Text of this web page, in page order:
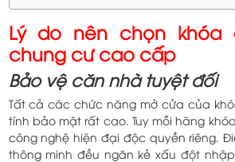
Lý do nên chọn khóa
chung cư cao cấp
Bảo vệ căn nhà tuyệt đối
Tất cả các chức năng mở cửa của
tính bảo mật rất cao. Tuy mỗi hãng
công nghệ hiện đại độc quyền riêng.
thông minh đều ngăn kẻ xấu đột